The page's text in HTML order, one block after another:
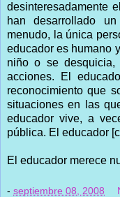
desinteresadamente
han desarrollado
menudo, la única
educador es humano
niño o se desquicia,
acciones. El
reconocimiento que
situaciones en las
educador vive, a
pública. El educador
El educador merece
- septiembre 08, 2008